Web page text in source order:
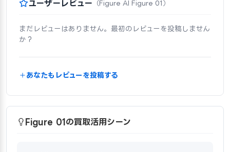
ユーザーレビュー （Figure AI Figure 01）
まだレビューはありません。最初のレビューを投稿しません
か？
あなたもレビューを投稿する
Figure 01の買取活用シーン